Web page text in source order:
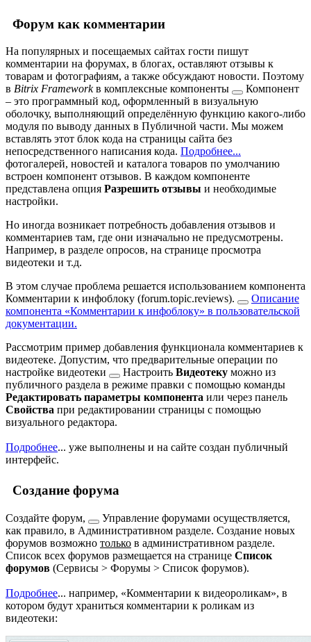
Форум как комментарии
На популярных и посещаемых сайтах гости пишут
комментарии на форумах, в блогах, оставляют отзывы к
товарам и фотографиям, а также обсуждают новости. Поэтому
в Bitrix Frameworkв комплексные компоненты
Компонент
– это программный код, оформленный в визуальную
оболочку, выполняющий определённую функцию какого-либо
модуля по выводу данных в Публичной части. Мы можем
вставлять этот блок кода на страницы сайта без
непосредственного написания кода. Подробнее...
фотогалерей, новостей и каталога товаров по умолчанию
встроен компонент отзывов. В каждом компоненте
представлена опция Разрешить отзывы и необходимые
настройки.
Но иногда возникает потребность добавления отзывов и
комментариев там, где они изначально не предусмотрены.
Например, в разделе опросов, на странице просмотра
видеотеки и т.д.
В этом случае проблема решается использованием компонента
Комментарии к инфоблоку (forum.topic.reviews).
Описание
компонента «Комментарии к инфоблоку» в пользовательской
документации.
Рассмотрим пример добавления функционала комментариев к
видеотеке. Допустим, что предварительные операции по
настройке видеотеки
Настроить Видеотеку можно из
публичного раздела в режиме правки с помощью команды
Редактировать параметры компонента или через панель
Свойства при редактировании страницы с помощью
визуального редактора.
Подробнее... уже выполнены и на сайте создан публичный
интерфейс.
Создание форума
Создайте форум,
Управление форумами осуществляется,
как правило, в Административном разделе. Создание новых
форумов возможно только в административном разделе.
Список всех форумов размещается на странице Список
форумов (Сервисы > Форумы > Список форумов).
Подробнее... например, Комментарии к видеороликам , в
котором будут храниться комментарии к роликам из
видеотеки: